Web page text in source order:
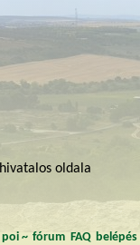
oldala
poi~ fórum FAQ belépés